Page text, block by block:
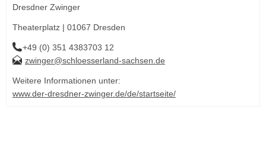
Dresdner Zwinger
Theaterplatz | 01067 Dresden
+49 (0) 351 4383703 12
zwinger@schloesserland-sachsen.de
Weitere Informationen unter:
www.der-dresdner-zwinger.de/de/startseite/